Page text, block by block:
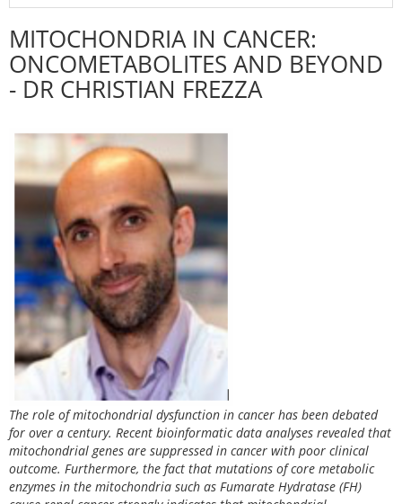
MITOCHONDRIA IN CANCER:
ONCOMETABOLITES AND BEYOND
- DR CHRISTIAN FREZZA
The role of mitochondrial dysfunction in cancer has been debated
for over a century. Recent bioinformatic data analyses revealed that
mitochondrial genes are suppressed in cancer with poor clinical
outcome. Furthermore, the fact that mutations of core metabolic
enzymes in the mitochondria such as Fumarate Hydratase (FH)